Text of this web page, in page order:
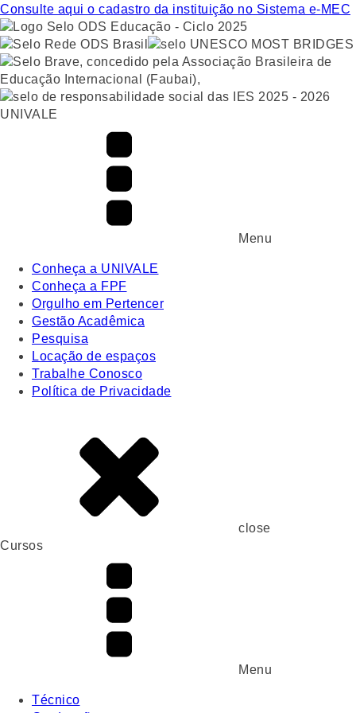
Consulte aqui o cadastro da instituição no Sistema e-MEC
UNIVALE
Menu
Conheça a UNIVALE
Conheça a FPF
Orgulho em Pertencer
Gestão Acadêmica
Pesquisa
Locação de espaços
Trabalhe Conosco
Política de Privacidade
close
Cursos
Menu
Técnico